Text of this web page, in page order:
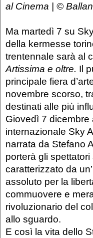
al Cinema | ©
Ma martedì 7 su
della kermesse
trentennale sarà al
Artissima e oltre. Il
principale fiera
novembre scorso,
destinati alle più
Giovedì 7
internazionale Sky
narrata da Stefano
porterà gli
caratterizzato da
assoluto per la
commuovere e
rivoluzionario del
allo sguardo.
E così la vita dello